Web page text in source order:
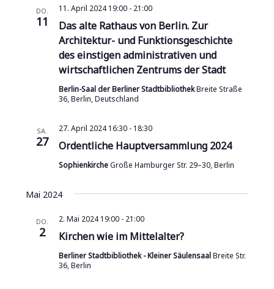
n
g
e
n
u
c
n
h
a
a
DO.
11
Das alte Rathaus von Berlin. Zur
Architektur- und Funktionsgeschichte
des einstigen administrativen und
wirtschaftlichen Zentrums der Stadt
11. April 2024 19:00- 21:00
Berlin-Saal der Berliner StadtbibliothekBreite Straße
36, Berlin, Deutschland
SA.
27 Ordentliche Hauptversammlung 2024
27. April 2024 16:30- 18:30
SophienkircheGroße Hamburger Str. 29–30, Berlin
Mai 2024
DO.
2 Kirchen wie im Mittelalter?
2. Mai 2024 19:00- 21:00
Berliner Stadtbibliothek - Kleiner SäulensaalBreite Str.
36, Berlin